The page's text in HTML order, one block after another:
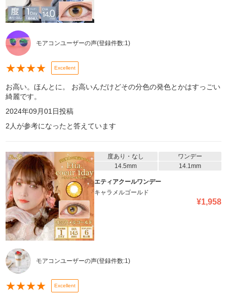
モアコンユーザーの声(登録件数:1)
★★★★ Excellent
お高い。ほんとに。 お高いんだけどその分色の発色とかはすっごい
綺麗です。
2024年09月01日投稿
2 人が参考になったと答えています
度あり・なし
ワンデー
14.5mm
14.1mm
エティアクールワンデー
キャラメルゴールド
¥1,958
モアコンユーザーの声(登録件数:1)
★★★★ Excellent